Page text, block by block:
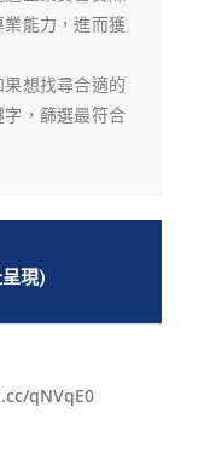
能力，進而獲
想找尋合適的
，篩選最符合
現)
qNVqE0